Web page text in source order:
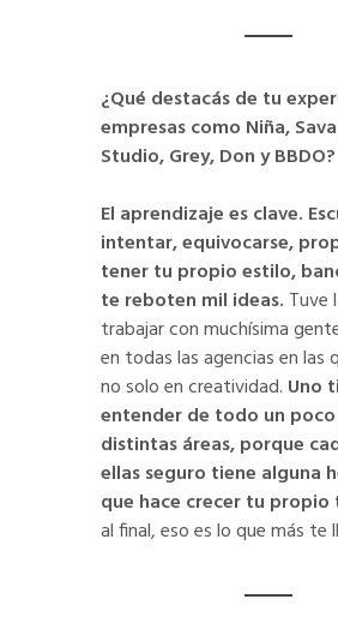
¿Qué destacás de tu
empresas como Niña,
Studio, Grey, Don y BBDO?
El aprendizaje es clave.
intentar, equivocarse,
tener tu propio estilo,
te reboten mil ideas. Tuve
trabajar con muchísima
en todas las agencias en las
no solo en creatividad. Uno
entender de todo un
distintas áreas, porque
ellas seguro tiene alguna
que hace crecer tu
al final, eso es lo que más te